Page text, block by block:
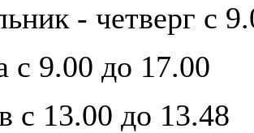
- четверг с
с 9.00 до 17.00
с 13.00 до 13.48